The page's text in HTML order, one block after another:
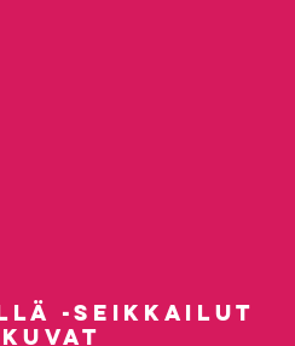
-seikkailut